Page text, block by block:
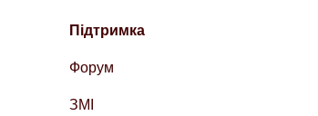
Підтримка
Форум
ЗМІ